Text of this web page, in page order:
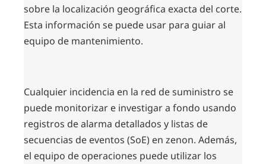
sobre la localización geográfica exacta del corte.
Esta información se puede usar para guiar al
equipo de mantenimiento.
Cualquier incidencia en la red de suministro se
puede monitorizar e investigar a fondo usando
registros de alarma detallados y listas de
secuencias de eventos (SoE) en zenon. Además,
el equipo de operaciones puede utilizar los